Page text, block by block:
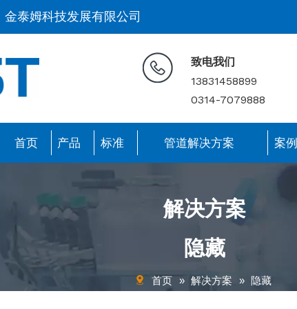
金泰姆科技发展有限公司
致电我们
13831458899
0314-7079888
首页 产品 标准 管道解决方案 案例
解决方案
隐藏
首页 » 解决方案 » 隐藏